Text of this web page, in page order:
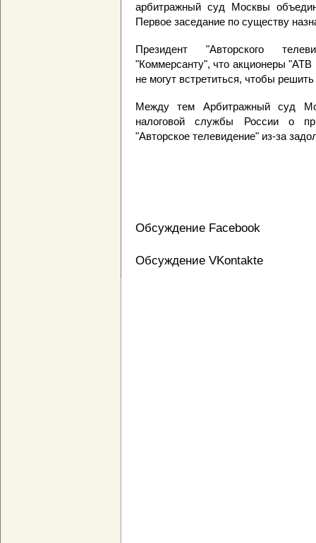
арбитражный суд Москвы
Первое заседание по существу
Президент "Авторского
"Коммерсанту", что акционеры
не могут встретиться, чтобы
Между тем Арбитражный суд
налоговой службы России о
"Авторское телевидение" из-за
Обсуждение Facebook
Обсуждение VKontakte